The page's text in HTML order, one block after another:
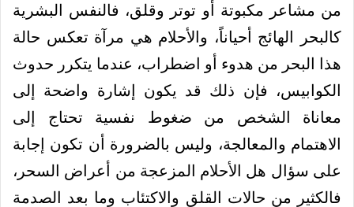
من مشاعر مكبوتة أو توتر وقلق، فالنفس البشرية
كالبحر الهائج أحياناً، والأحلام هي مرآة تعكس حالة
هذا البحر من هدوء أو اضطراب، عندما يتكرر حدوث
الكوابيس، فإن ذلك قد يكون إشارة واضحة إلى
معاناة الشخص من ضغوط نفسية تحتاج إلى
الاهتمام والمعالجة، وليس بالضرورة أن تكون إجابة
على سؤال هل الأحلام المزعجة من أعراض السحر،
فالكثير من حالات القلق والاكتئاب وما بعد الصدمة